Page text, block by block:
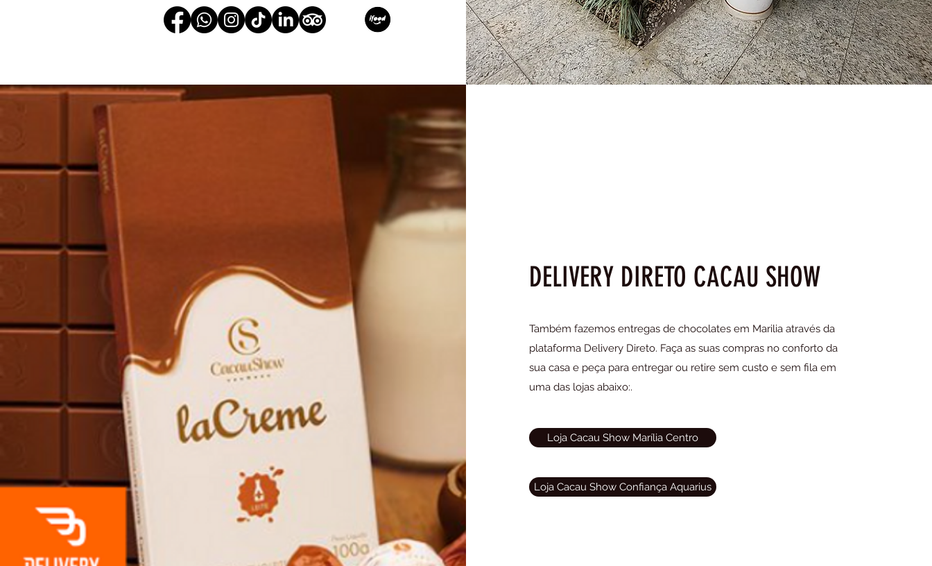
DELIVERY DIRETO CACAU SHOW
Também fazemos entregas de chocolates em Marilia através da
plataforma Delivery Direto. Faça as suas compras no conforto da
sua casa e peça para entregar ou retire sem custo e sem fila em
uma das lojas abaixo:.
Loja Cacau Show Marília Centro
Loja Cacau Show Confiança Aquarius